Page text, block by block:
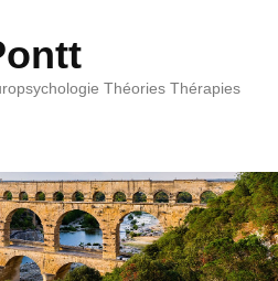
Théories Thérapies